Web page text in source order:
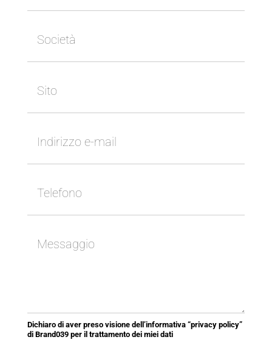
Dichiaro di aver preso visione dell’informativa “privacy policy”
di Brand039 per il trattamento dei miei dati